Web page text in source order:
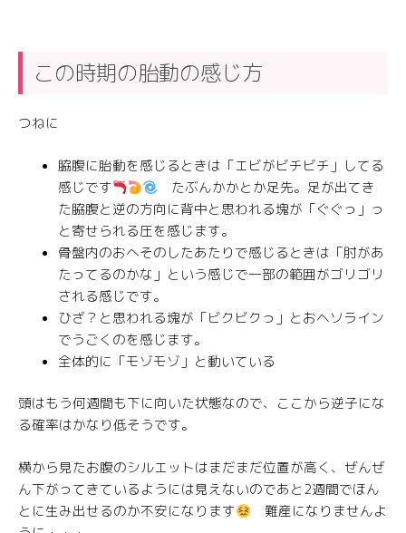
この時期の胎動の感じ方
つねに
脇腹に胎動を感じるときは「エビがビチビチ」してる
感じです
たぶんかかとか足先。足が出てき
た脇腹と逆の方向に背中と思われる塊が「ぐぐっ」っ
と寄せられる圧を感じます。
骨盤内のおへそのしたあたりで感じるときは「肘があ
たってるのかな」という感じで一部の範囲がゴリゴリ
される感じです。
ひざ？と思われる塊が「ビクビクっ」とおヘソライン
でうごくのを感じます。
全体的に「モゾモゾ」と動いている
頭はもう何週間も下に向いた状態なので、ここから逆子にな
る確率はかなり低そうです。
横から見たお腹のシルエットはまだまだ位置が高く、ぜんぜ
ん下がってきているようには見えないのであと2週間でほん
とに生み出せるのか不安になります
難産になりませんよ